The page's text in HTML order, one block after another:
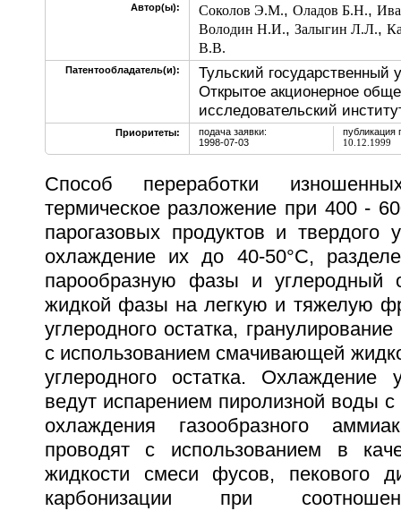
Автор(ы): Соколов Э.М., Оладов Б.Н.,
Володин Н.И., Залыгин Л.Л.,
В.В.
Патентообладатель(и):
Тульский государственный
Открытое акционерное
исследовательский
Приоритеты:
подача заявки:
1998-07-03
публикация
10.12.1999
Способ переработки
термическое разложение при 400 -
парогазовых продуктов и твердого
охлаждение их до 40-50°С,
парообразную фазы и углеродный
жидкой фазы на легкую и тяжелую
углеродного остатка, гранулирование
с использованием смачивающей
углеродного остатка. Охлаждение
ведут испарением пиролизной воды
охлаждения газообразного
проводят с использованием в
жидкости смеси фусов, пекового
карбонизации при